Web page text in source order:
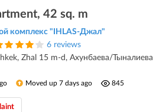
42 sq. m
комплекс "IHLAS-Джал"
6 reviews
Zhal 15 m-d, Ахунбаева/Тыналиева
Moved up 7 days ago 845